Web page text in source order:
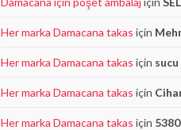
Her marka Damacana takas için
Her marka Damacana takas için sucu
Her marka Damacana takas için
Her marka Damacana takas için